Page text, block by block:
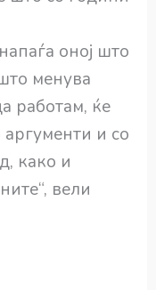
оној што
менува
работам, ќе
и со
како и
вели